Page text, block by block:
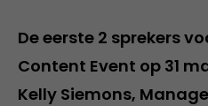
De eerste 2 sprekers
Content Event op 31
Kelly Siemons,